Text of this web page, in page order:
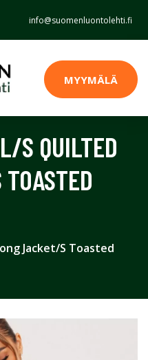
info@suomenluontolehti.fi
MYYMÄLÄ
S QUILTED
Jacket/S Toasted